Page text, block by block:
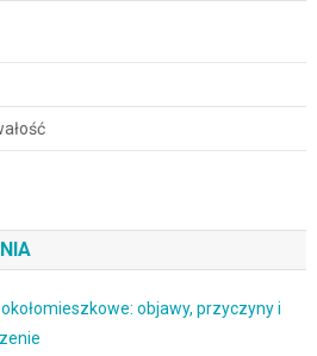
objawy, przyczyny i